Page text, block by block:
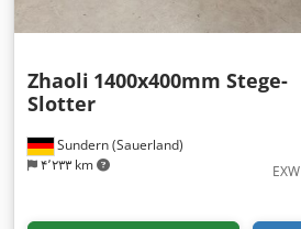
Sundern (Sauerland)
۴٬۲۳۳ km
Zhaoli 1400x400mm Stege-
Slotter
EXW قیمت ثابت به اضافه مالیات بر